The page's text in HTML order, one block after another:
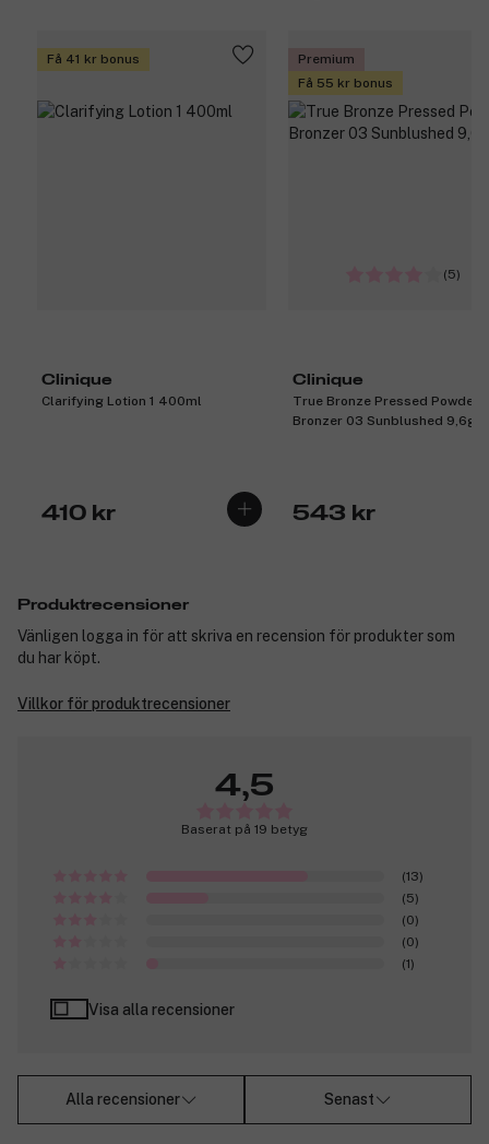
Få 41 kr bonus
Clinique
Clarifying Lotion 1 400ml
410 kr
Premium
Få 55 kr bonus
(5)
Clinique
True Bronze Pressed Powder
Bronzer 03 Sunblushed 9,6g
543 kr
Produktrecensioner
Vänligen logga in för att skriva en recension för produkter som
du har köpt.
Villkor för produktrecensioner
4,5
Baserat på 19 betyg
(13)
(5)
(0)
(0)
(1)
Visa alla recensioner
Alla recensioner Senast